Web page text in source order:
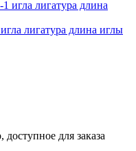
лигатура длина иглы
для заказа